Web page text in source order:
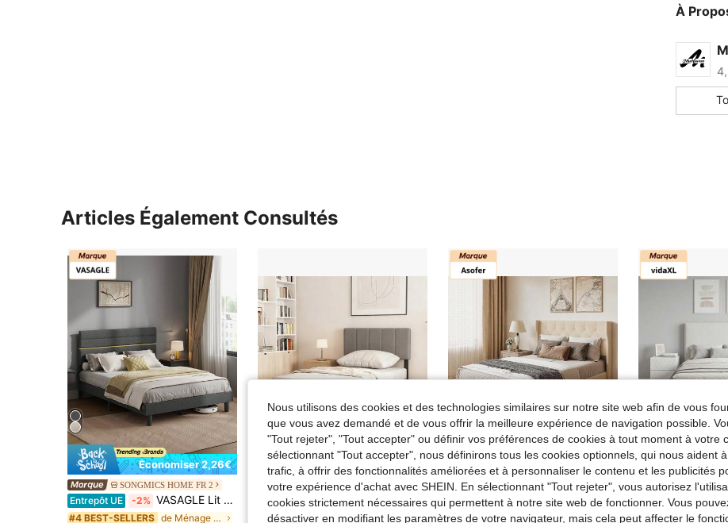
À
Articles Également Consultés
Économiser 2,26€
SONGMICS HOME FR 2
Entrepôt UE -2% VASAGLE Lit Double, Cadre de Lit, Convient pour Un Matelas de 140 x 190 cm/160 x 200 cm, Tête de Lit Rembourrée Ajustable, en Métal, Bois Massif, Moderne, Gris Ardoise
#4 BEST-SELLERS de Ménage Cadres de lit
Entrepôt UE Lit enfants 90x200 cm - Structure de Lit avec Sommier à Lattes - Lit Capitonné avec Tête de Lit -Cadre de Lit pour lit simple
#2 BEST-SELLERS de Gris Cadres de lit
Économiser 4,78€
Entrepôt UE -4% Asofer Cadre de lit 140 x 200 cm, cadre de lit moderne rembourré avec tête de lit à oreilles et tête de lit, cadre de lit plateforme avec lattes en bois massif, rangement sous le lit, assemblage facile, Idées pour la Saint-Valentin
#1 BEST-SELLERS de Quotidiennement Cadres de lit
Dream
Entrepôt UE vidaXL
Nous utilisons des cookies et des technologies similaires sur notre site web afin de vous
que vous avez demandé et de vous offrir la meilleure expérience de navigation possible.
"Tout rejeter", "Tout accepter" ou définir vos préférences de cookies à tout moment à votre
sélectionnant "Tout accepter", nous définirons tous les cookies optionnels, qui nous aident
trafic, à offrir des fonctionnalités améliorées et à personnaliser le contenu et les publicités
votre expérience d'achat avec SHEIN. En sélectionnant "Tout rejeter", vous autorisez
cookies strictement nécessaires qui permettent à notre site web de fonctionner. Vous
désactiver en modifiant les paramètres de votre navigateur, mais cela peut affecter le